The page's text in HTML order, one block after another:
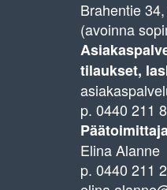
Brahentie
(avoinna
tilaukset,
p. 0440 211
Elina Alanne
p. 0440 211